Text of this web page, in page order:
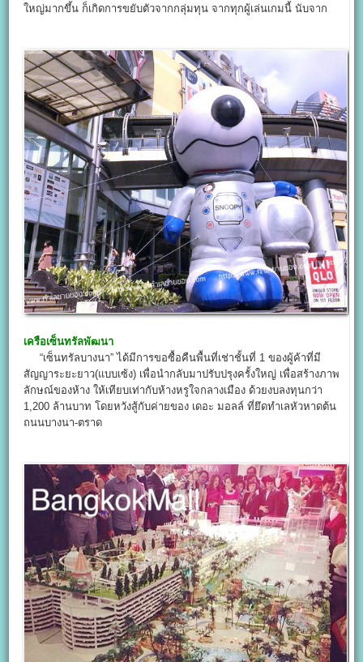
ใหญ่มากขึ้น ก็เกิดการขยับตัวจากกลุ่มทุน จากทุกผู้เล่นเกมนี้ นับจาก
เครือเซ็นทรัลพัฒนา
“เซ็นทรัลบางนา” ได้มีการขอซื้อคืนพื้นที่เช่าชั้นที่ 1 ของผู้ค้าที่มี
สัญญาระยะยาว(แบบเซ้ง) เพื่อนำกลับมาปรับปรุงครั้งใหญ่ เพื่อสร้างภาพ
ลักษณ์ของห้าง ให้เทียบเท่ากับห้างหรูใจกลางเมือง ด้วยงบลงทุนกว่า
1,200 ล้านบาท โดยหวังสู้กับค่ายของ เดอะ มอลล์ ที่ยึดทำเลหัวหาดต้น
ถนนบางนา-ตราด